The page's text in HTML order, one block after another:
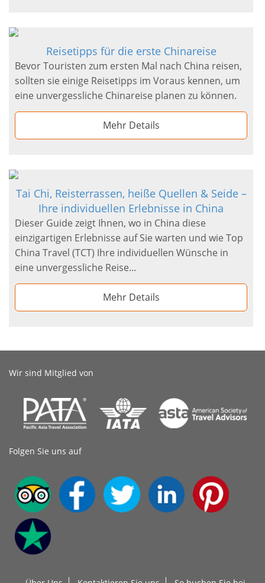
Reisetipps für die erste Chinareise
Bevor Touristen zum ersten Mal nach China reisen,
sollten sie einige Reisetipps im Voraus kennen, um
eine unvergessliche Chinareise planen zu können.
Mehr Details
Tai Chi, Reisterrassen, heiße Quellen & Seide –
Ihre individuellen Erlebnisse in China
Dieser Guide zeigt Ihnen, wo in China diese
einzigartigen Erlebnisse auf Sie warten und wie Top
China Travel (TCT) Ihre individuellen Wünsche in
eine unvergessliche Reise...
Mehr Details
Wir sind Mitglied von
Folgen Sie uns auf